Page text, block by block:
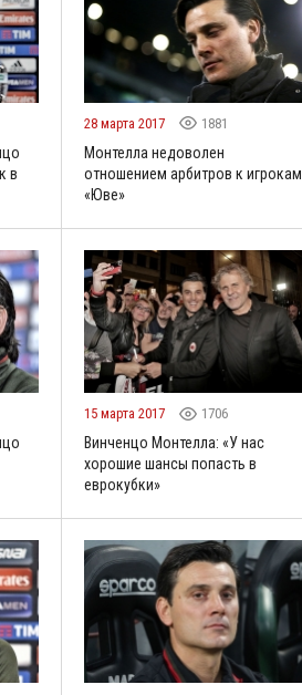
в
28 марта 2017 1881
Монтелла недоволен
отношением арбитров к игрокам
«Юве»
15 марта 2017 1706
Винченцо Монтелла: «У нас
хорошие шансы попасть в
еврокубки»